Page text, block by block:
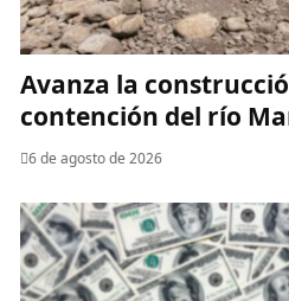
Avanza la
contención del río
6 de agosto de 2026